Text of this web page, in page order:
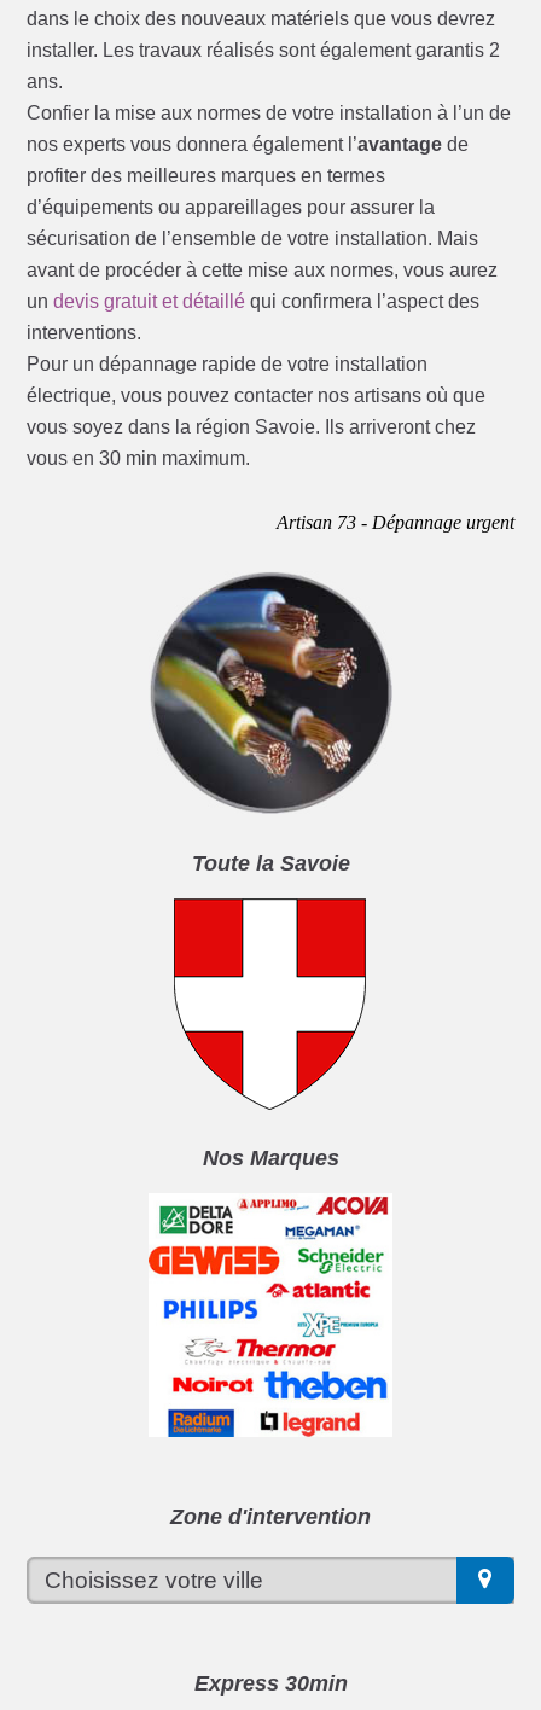
dans le choix des nouveaux matériels que vous devrez
installer. Les travaux réalisés sont également garantis 2
ans.
Confier la mise aux normes de votre installation à l’un de
nos experts vous donnera également l’avantage de
profiter des meilleures marques en termes
d’équipements ou appareillages pour assurer la
sécurisation de l’ensemble de votre installation. Mais
avant de procéder à cette mise aux normes, vous aurez
undevis gratuit et détaillé qui confirmera l’aspect des
interventions.
Pour un dépannage rapide de votre installation
électrique, vous pouvez contacter nos artisans où que
vous soyez dans la région Savoie. Ils arriveront chez
vous en 30 min maximum.
Artisan 73 - Dépannage urgent
Toute la Savoie
Nos Marques
Zone d'intervention
Express 30min